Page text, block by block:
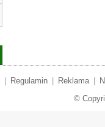
Regulamin Reklama
©